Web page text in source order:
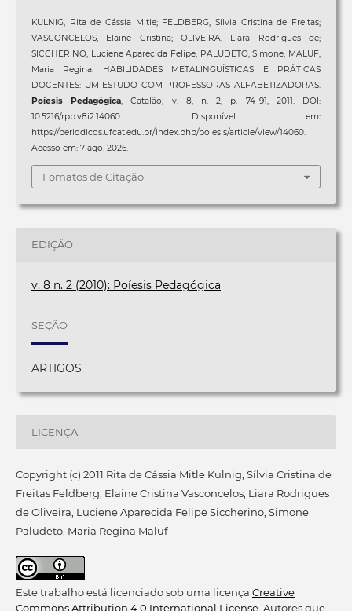
KULNIG, Rita de Cássia Mitle; FELDBERG, Sílvia Cristina de Freitas;
VASCONCELOS, Elaine Cristina; OLIVEIRA, Liara Rodrigues de;
SICCHERINO, Luciene Aparecida Felipe; PALUDETO, Simone; MALUF,
Maria Regina. HABILIDADES METALINGUÍSTICAS E PRÁTICAS
DOCENTES: UM ESTUDO COM PROFESSORAS ALFABETIZADORAS.
Poíesis Pedagógica, Catalão, v. 8, n. 2, p. 74–91, 2011. DOI:
10.5216/rpp.v8i2.14060. Disponível em:
https://periodicos.ufcat.edu.br/index.php/poiesis/article/view/14060.
Acesso em: 7 ago. 2026.
Fomatos de Citação
EDIÇÃO
v. 8 n. 2 (2010): Poíesis Pedagógica
SEÇÃO
ARTIGOS
LICENÇA
Copyright (c) 2011 Rita de Cássia Mitle Kulnig, Sílvia Cristina de
Freitas Feldberg, Elaine Cristina Vasconcelos, Liara Rodrigues
de Oliveira, Luciene Aparecida Felipe Siccherino, Simone
Paludeto, Maria Regina Maluf
Este trabalho está licenciado sob uma licença Creative
Commons Attribution 4.0 International License. Autores que